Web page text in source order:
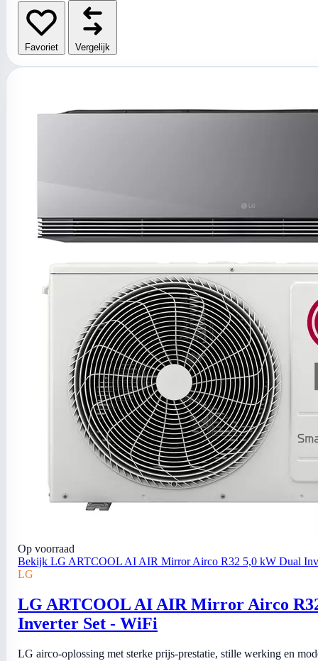
Favoriet Vergelijk
Op voorraad
Bekijk LG ARTCOOL AI AIR Mirror Airco R32 5,0 kW Dual
LG
LG ARTCOOL AI AIR Mirror Airco
Inverter Set - WiFi
LG airco-oplossing met sterke prijs-prestatie, stille werking en